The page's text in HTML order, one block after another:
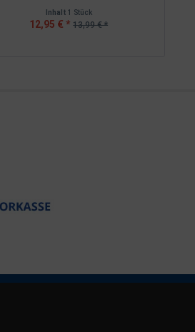
Inhalt 1 Stück
12,95 € * 13,99 € *